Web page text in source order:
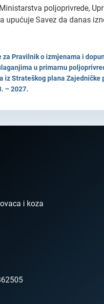
poljoprivrede,
upućuje Savez da danas
Pravilnik o izmjenama i
u primarnu
iz Strateškog plana
– 2027.
i koza